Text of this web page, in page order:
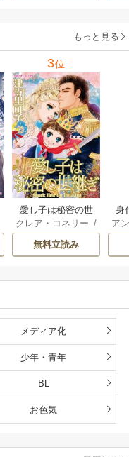
ーディ/海野みつる
サラ･ウッド/流
水凛子
ザ
もっと見る
3位
愛し子は秘密の世
継ぎ
クレア・コネリー /
津寺里可子
無料立読み
身
ア
メディア化
少年・青年
BL
お色気